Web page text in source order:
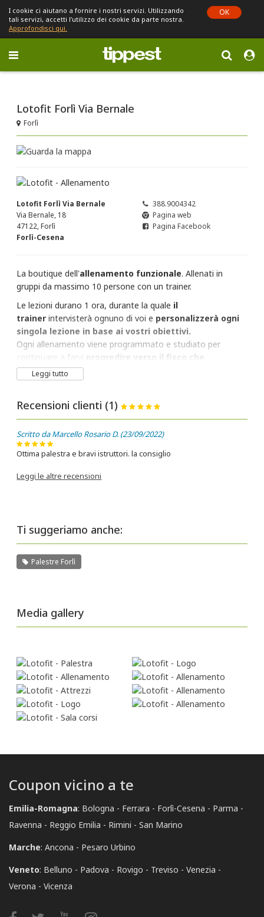
I cookie ci aiutano a fornire i nostri servizi. Utilizzando
tali servizi, accetti l'utilizzo dei cookie da parte nostra.
Approfondisci qui.
OK
Toggle
navigation
Lotofit Forlì Via Bernale
Forlì
Lotofit Forlì Via Bernale
Via Bernale, 18
47122, Forlì
Forlì-Cesena
388.9004342
Pagina web
Pagina Facebook
La boutique dell'allenamento funzionale. Allenati in
gruppi da massimo 10 persone con un trainer.
Le lezioni durano 1 ora, durante la quale il
trainer intervisterà ognuno di voi e personalizzerà ogni
singola lezione in base ai vostri obiettivi.
Ogni allenamento viene programmato e studiato per
continuare a farvi progredire verso il fisco che
sognatee ilbenessere che meritate.
Leggi tutto
Recensioni clienti (1)
Scritto da Marcello Rosario D. (23/09/2022)
Ottima palestra e bravi istruttori. la consiglio
Leggi le altre recensioni
Ti suggeriamo anche:
Palestre Forlì
Media gallery
Coupon vicino a te
Emilia-Romagna: Bologna Ferrara Forlì-Cesena
Parma
Ravenna
Reggio Emilia Rimini
San Marino
Marche: Ancona
Pesaro Urbino
Veneto: Belluno Padova Rovigo Treviso
Venezia
Verona
Vicenza